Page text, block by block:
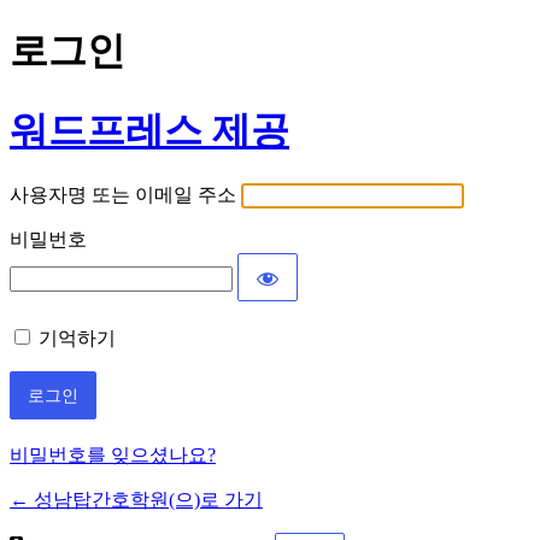
로그인
워드프레스 제공
사용자명 또는 이메일 주소
비밀번호
기억하기
비밀번호를 잊으셨나요?
← 성남탑간호학원(으)로 가기